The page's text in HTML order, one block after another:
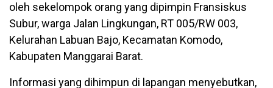
oleh sekelompok orang yang dipimpin Fransiskus
Subur, warga Jalan Lingkungan, RT 005/RW 003,
Kelurahan Labuan Bajo, Kecamatan Komodo,
Kabupaten Manggarai Barat.
Informasi yang dihimpun di lapangan menyebutkan,